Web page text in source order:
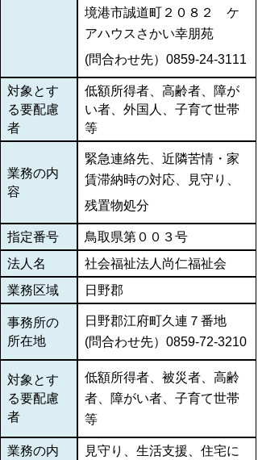
境港市誠道町２０８２ ケ
アハウスさかい幸朋苑
(問合わせ先）0859-24-3111
対象とす
る要配慮
者
低額所得者、高齢者、障が
い者、外国人、子育て世帯
等
業務の内
容
緊急連絡先、近隣苦情・家
賃滞納時の対応、見守り、
残置物処分
指定番号
鳥取県第００３号
法人名
社会福祉法人尚仁福祉会
業務区域
日野郡
事務所の
所在地
日野郡江府町久連７番地
(問合わせ先）0859-72-3210
対象とす
る要配慮
者
低額所得者、被災者、高齢
者、障がい者、子育て世帯
等
業務の内
見守り、生活支援、住宅に